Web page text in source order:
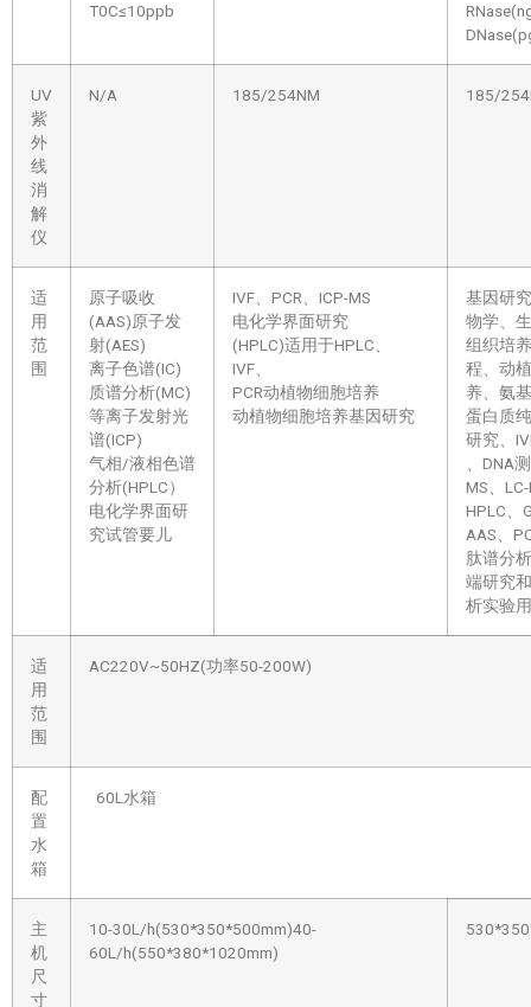
T0C≤10ppb
UV
紫
外
线
消
解
仪
N/A 185/254NM 185/
适
用
范
围
原子吸收
(AAS)原子发
射(AES)
离子色谱(IC)
质谱分析(MC)
等离子发射光
谱(ICP)
气相/液相色谱
分析(HPLC）
电化学界面研
究试管要儿
IVF、PCR、ICP-MS
电化学界面研究
(HPLC)适用于HPLC、
IVF、
PCR动植物细胞培养
动植物细胞培养基因研究
基因研
物学、
组织培
程、动
养、氨
蛋白质
研究、
、DNA
MS、
HPLC、
AAS、
肽谱分
端研究
析实验
适
用
范
围
AC220V~50HZ(功率50-200W)
配
置
水
箱
60L水箱
主
机
尺
寸
10-30L/h(530*350*500mm)40-
60L/h(550*380*1020mm)